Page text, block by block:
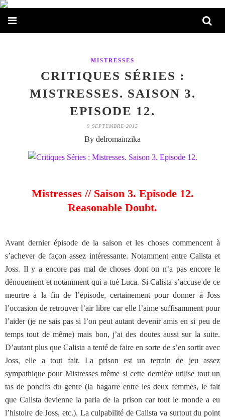
MISTRESSES
CRITIQUES SÉRIES :
MISTRESSES. SAISON 3.
EPISODE 12.
9 SEPTEMBRE 2015
By delromainzika
Mistresses // Saison 3. Episode 12.
Reasonable Doubt.
Avant dernier épisode de la saison et les choses commencent à
s’achever de façon assez intéressante. Notamment entre Calista et
Joss. Il y a encore pas mal de choses dont on n’a pas encore le
dénouement et notamment qui a tué Luca. Si Calista s’accuse de ce
meurtre à la fin de l’épisode, certainement pour donner à Joss
l’occasion de retrouver l’air libre car elle l’aime suffisamment pour
l’aider (je ne sais pas si l’on peut autant devenir amis en si peu de
temps tout de même) mais bon, j’ai des doutes aussi sur la suite.
D’autant plus que Calista a tenté de faire en sorte de s’en sortir avec
Joss, elle a tout fait. La prison est un terrain de jeu assez
sympathique pour Mistresses même si cette dernière utilise tout un
tas de poncifs du genre (la bagarre entre les deux femmes, le fait
que Calista devienne la paria de la prison car tout le monde a eu
l’histoire de Joss, etc.). La culpabilité de Calista va surtout du point